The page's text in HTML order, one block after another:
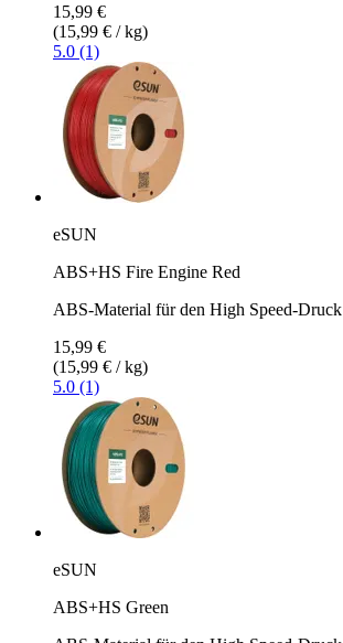
15,99 €
(15,99 € / kg)
5.0 (1)
eSUN
ABS+HS Fire Engine Red
ABS-Material für den High Speed-Druck
15,99 €
(15,99 € / kg)
5.0 (1)
eSUN
ABS+HS Green